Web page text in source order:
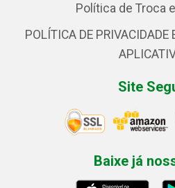
Política de Troca
POLÍTICA DE PRIVACIDADE
Site
Baixe já